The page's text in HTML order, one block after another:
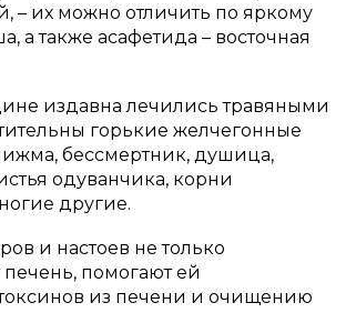
их можно отличить по яркому
а также асафетида – восточная
издавна лечились травяными
горькие желчегонные
бессмертник, душица,
одуванчика, корни
другие.
и настоев не только
помогают ей
токсинов из печени и очищению